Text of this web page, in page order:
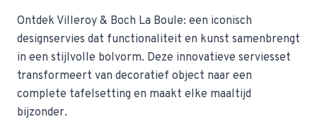
Ontdek Villeroy & Boch La Boule: een iconisch
designservies dat functionaliteit en kunst samenbrengt
in een stijlvolle bolvorm. Deze innovatieve serviesset
transformeert van decoratief object naar een
complete tafelsetting en maakt elke maaltijd
bijzonder.